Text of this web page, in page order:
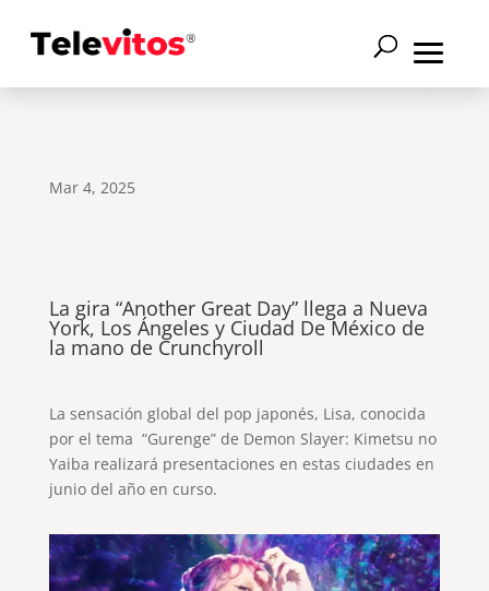
Mar 4, 2025
La gira “Another Great Day” llega a Nueva
York, Los Ángeles y Ciudad De México de
la mano de Crunchyroll
La sensación global del pop japonés, Lisa, conocida
por el tema “Gurenge” de Demon Slayer: Kimetsu no
Yaiba realizará presentaciones en estas ciudades en
junio del año en curso.